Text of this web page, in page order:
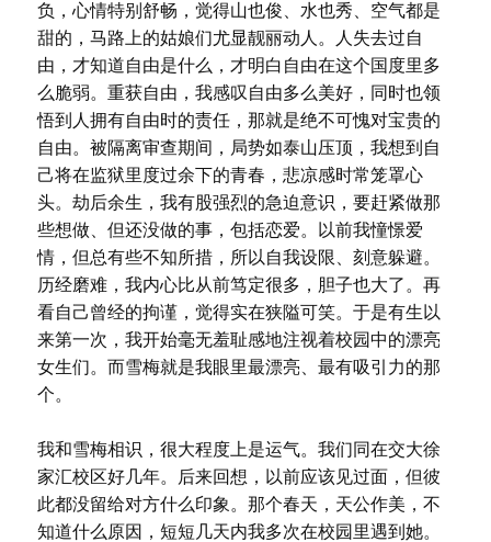
负，心情特别舒畅，觉得山也俊、水也秀、空气都是
甜的，马路上的姑娘们尤显靓丽动人。人失去过自
由，才知道自由是什么，才明白自由在这个国度里多
么脆弱。重获自由，我感叹自由多么美好，同时也领
悟到人拥有自由时的责任，那就是绝不可愧对宝贵的
自由。被隔离审查期间，局势如泰山压顶，我想到自
己将在监狱里度过余下的青春，悲凉感时常笼罩心
头。劫后余生，我有股强烈的急迫意识，要赶紧做那
些想做、但还没做的事，包括恋爱。以前我憧憬爱
情，但总有些不知所措，所以自我设限、刻意躲避。
历经磨难，我内心比从前笃定很多，胆子也大了。再
看自己曾经的拘谨，觉得实在狭隘可笑。于是有生以
来第一次，我开始毫无羞耻感地注视着校园中的漂亮
女生们。而雪梅就是我眼里最漂亮、最有吸引力的那
个。
我和雪梅相识，很大程度上是运气。我们同在交大徐
家汇校区好几年。后来回想，以前应该见过面，但彼
此都没留给对方什么印象。那个春天，天公作美，不
知道什么原因，短短几天内我多次在校园里遇到她。